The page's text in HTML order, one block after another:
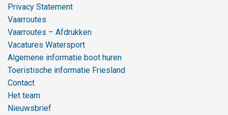
Privacy Statement
Vaarroutes
Vaarroutes – Afdrukken
Vacatures Watersport
Algemene informatie boot huren
Toeristische informatie Friesland
Contact
Het team
Nieuwsbrief